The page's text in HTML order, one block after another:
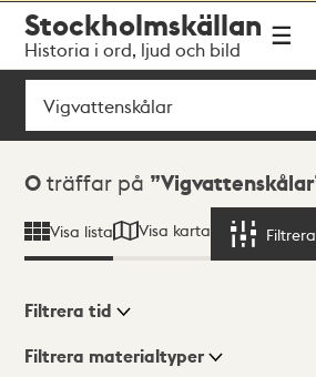
navigationen
huvudinnehållet
Stockholmskällan
Historia i ord, ljud och bild
Sök
Sökresultat
0 träffar på Vigvattenskålar
Visa lista Visa karta Filtrera
Visningsläge
Filtrera tid
Filtrera materialtyper